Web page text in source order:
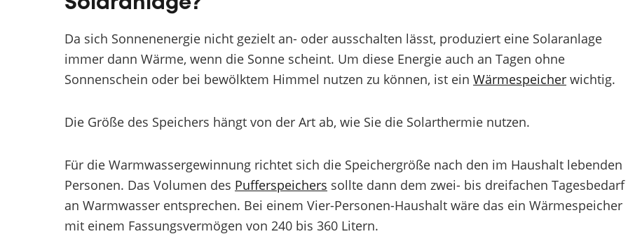
Da sich Sonnenenergie nicht gezielt an- oder ausschalten lässt, produziert eine Solaranlage
immer dann Wärme, wenn die Sonne scheint. Um diese Energie auch an Tagen ohne
Sonnenschein oder bei bewölktem Himmel nutzen zu können, ist ein Wärmespeicher wichtig.
Die Größe des Speichers hängt von der Art ab, wie Sie die Solarthermie nutzen.
Für die Warmwassergewinnung richtet sich die Speichergröße nach den im Haushalt lebenden
Personen. Das Volumen des Pufferspeichers sollte dann dem zwei- bis dreifachen Tagesbedarf
an Warmwasser entsprechen. Bei einem Vier-Personen-Haushalt wäre das ein Wärmespeicher
mit einem Fassungsvermögen von 240 bis 360 Litern.